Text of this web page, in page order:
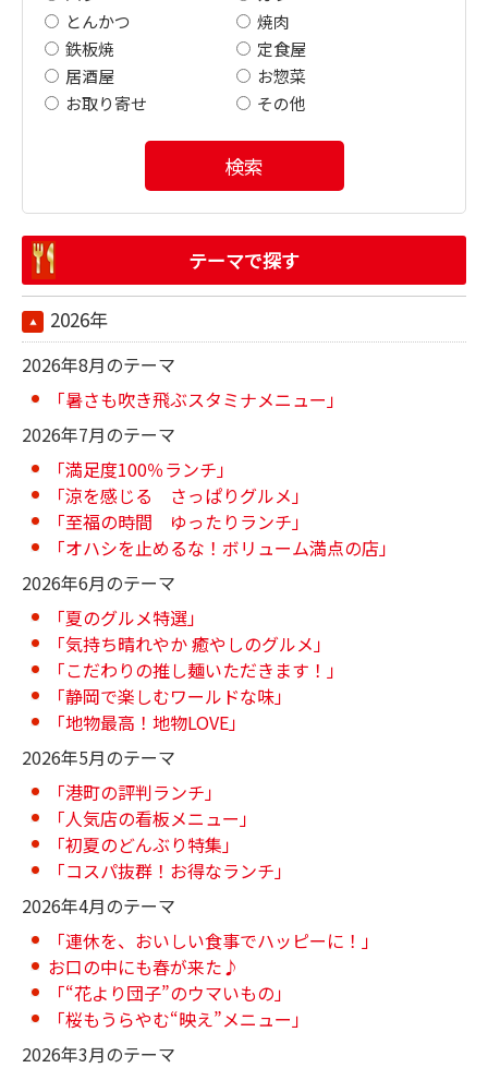
とんかつ
焼肉
鉄板焼
定食屋
居酒屋
お惣菜
お取り寄せ
その他
検索
テーマで探す
2026年
2026年8月のテーマ
「暑さも吹き飛ぶスタミナメニュー」
2026年7月のテーマ
「満足度100％ランチ」
「涼を感じる さっぱりグルメ」
「至福の時間 ゆったりランチ」
「オハシを止めるな！ボリューム満点の店」
2026年6月のテーマ
「夏のグルメ特選」
「気持ち晴れやか 癒やしのグルメ」
「こだわりの推し麺いただきます！」
「静岡で楽しむワールドな味」
「地物最高！地物LOVE」
2026年5月のテーマ
「港町の評判ランチ」
「人気店の看板メニュー」
「初夏のどんぶり特集」
「コスパ抜群！お得なランチ」
2026年4月のテーマ
「連休を、おいしい食事でハッピーに！」
お口の中にも春が来た♪
「“花より団子”のウマいもの」
「桜もうらやむ“映え”メニュー」
2026年3月のテーマ